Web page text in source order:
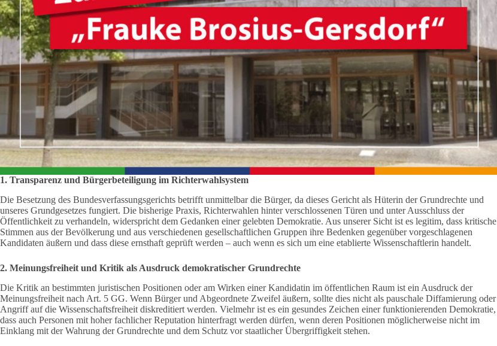
1. Transparenz und Bürgerbeteiligung im Richterwahlsystem
Die Besetzung des Bundesverfassungsgerichts betrifft unmittelbar die Bürger, da dieses Gericht als Hüterin der Grundrechte und
unseres Grundgesetzes fungiert. Die bisherige Praxis, Richterwahlen hinter verschlossenen Türen und unter Ausschluss der
Öffentlichkeit zu verhandeln, widerspricht dem Gedanken einer gelebten Demokratie. Aus unserer Sicht ist es legitim, dass kritische
Stimmen aus der Bevölkerung und aus verschiedenen gesellschaftlichen Gruppen ihre Bedenken gegenüber vorgeschlagenen
Kandidaten äußern und dass diese ernsthaft geprüft werden – auch wenn es sich um eine etablierte Wissenschaftlerin handelt.
2. Meinungsfreiheit und Kritik als Ausdruck demokratischer Grundrechte
Die Kritik an bestimmten juristischen Positionen oder am Wirken einer Kandidatin im öffentlichen Raum ist ein Ausdruck der
Meinungsfreiheit nach Art. 5 GG. Wenn Bürger und Abgeordnete Zweifel äußern, sollte dies nicht als pauschale Diffamierung oder
Angriff auf die Wissenschaftsfreiheit diskreditiert werden. Vielmehr ist es ein gesundes Zeichen einer funktionierenden Demokratie,
dass auch Personen mit hoher fachlicher Reputation hinterfragt werden dürfen, wenn deren Positionen möglicherweise nicht im
Einklang mit der Wahrung der Grundrechte und dem Schutz vor staatlicher Übergriffigkeit stehen.